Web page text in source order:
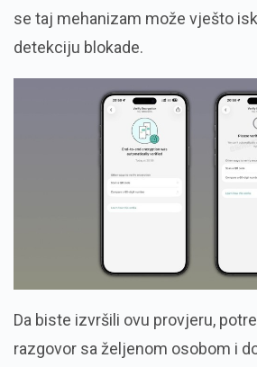
se taj mehanizam može vješto
detekciju blokade.
Da biste izvršili ovu provjeru,
razgovor sa željenom osobom i